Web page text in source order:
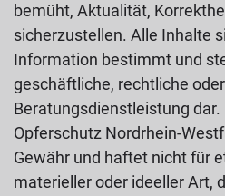
bemüht, Aktualität,
sicherzustellen. Alle Inhalte
Information bestimmt und
geschäftliche, rechtliche
Beratungsdienstleistung dar.
Opferschutz Nordrhein-
Gewähr und haftet nicht für
materieller oder ideeller Art,